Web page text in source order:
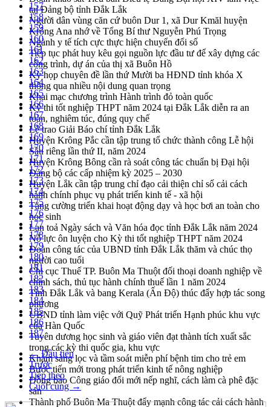
tại Đảng bộ tỉnh Đắk Lắk
Người dân vùng căn cứ buôn Dur 1, xã Dur Kmăl huyện
Krông Ana nhớ về Tổng Bí thư Nguyễn Phú Trọng
Ngành y tế tích cực thực hiện chuyển đổi số
Tiếp tục phát huy kêu gọi nguồn lực đầu tư để xây dựng các
công trình, dự án của thị xã Buôn Hồ
Kỳ họp chuyên đề lần thứ Mười ba HĐND tỉnh khóa X
thông qua nhiều nội dung quan trọng
Khai mạc chương trình Hành trình đỏ toàn quốc
Kỳ thi tốt nghiệp THPT năm 2024 tại Đắk Lắk diễn ra an
toàn, nghiêm túc, đúng quy chế
Lễ trao Giải Báo chí tỉnh Đắk Lắk
Huyện Krông Pắc cần tập trung tổ chức thành công Lễ hội
Sầu riêng lần thứ II, năm 2024
Huyện Krông Bông cần rà soát công tác chuẩn bị Đại hội
Đảng bộ các cấp nhiệm kỳ 2025 – 2030
Huyện Lắk cần tập trung chỉ đạo cải thiện chỉ số cải cách
hành chính phục vụ phát triển kinh tế - xã hội
Tăng cường triển khai hoạt động dạy và học bơi an toàn cho
học sinh
Lan toả Ngày sách và Văn hóa đọc tỉnh Đắk Lắk năm 2024
Nỗ lực ôn luyện cho Kỳ thi tốt nghiệp THPT năm 2024
Đoàn công tác của UBND tỉnh Đắk Lắk thăm và chúc thọ
người cao tuổi
Chi cục Thuế TP. Buôn Ma Thuột đối thoại doanh nghiệp về
chính sách, thủ tục hành chính thuế lần 1 năm 2024
Tỉnh Đắk Lắk và bang Kerala (Ấn Độ) thúc đẩy hợp tác song
phương
UBND tỉnh làm việc với Quỹ Phát triển Hạnh phúc khu vực
của Hàn Quốc
Tuyên dương học sinh và giáo viên đạt thành tích xuất sắc
trong các kỳ thi quốc gia, khu vực
Khám sàng lọc và tầm soát miễn phí bệnh tim cho trẻ em
Bước tiến mới trong phát triển kinh tế nông nghiệp
Đồng bào Công giáo đổi mới nếp nghĩ, cách làm cà phê đặc
sản
Thành phố Buôn Ma Thuột đẩy mạnh công tác cải cách hành
157
158
159
160
161
162
163
164
165
166
167
168
169
170
171
172
173
174
175
176
177
178
179
180
181
182
183
184
185
186
187
← Đầu tiên
Trước
Tiếp theo
Cuối cùng →